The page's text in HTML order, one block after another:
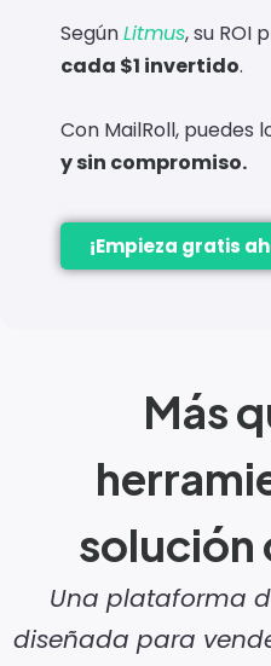
SegúnLitmus, su ROI
cada $1 invertido.
Con MailRoll, puedes
y sin compromiso.
¡Empieza gratis
Más
solución
Una plataforma
diseñada para